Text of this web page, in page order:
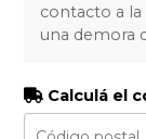
contacto a la
una demora
Calculá el